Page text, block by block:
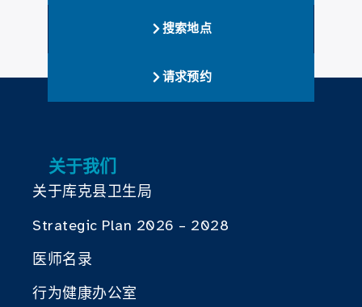
搜索地点
请求预约
关于我们
关于库克县卫生局
Strategic Plan 2026 – 2028
医师名录
行为健康办公室